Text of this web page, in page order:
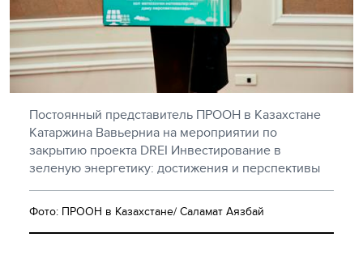
Постоянный представитель ПРООН в Казахстане
Катаржина Вавьерниа на мероприятии по
закрытию проекта DREI Инвестирование в
зеленую энергетику: достижения и перспективы
Фото: ПРООН в Казахстане/ Саламат Аязбай